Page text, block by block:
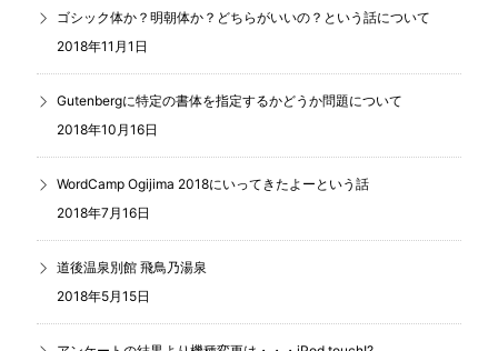
ゴシック体か？明朝体か？どちらがいいの？という話について
2018年11月1日
Gutenbergに特定の書体を指定するかどうか問題について
2018年10月16日
WordCamp Ogijima 2018にいってきたよーという話
2018年7月16日
道後温泉別館 飛鳥乃湯泉
2018年5月15日